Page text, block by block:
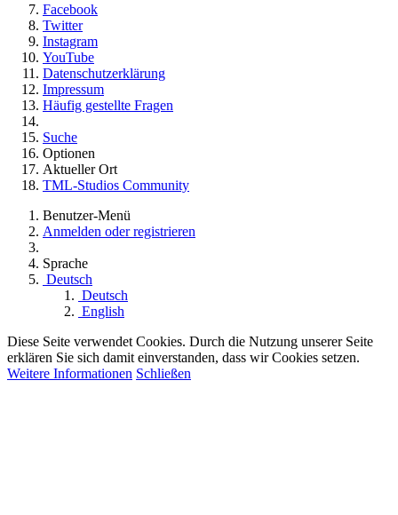
Facebook
Twitter
Instagram
YouTube
Datenschutzerklärung
Impressum
Häufig gestellte Fragen
Suche
Optionen
Aktueller Ort
TML-Studios Community
Benutzer-Menü
Anmelden oder registrieren
Sprache
Deutsch
Deutsch
English
Diese Seite verwendet Cookies. Durch die Nutzung unserer Seite
erklären Sie sich damit einverstanden, dass wir Cookies setzen.
Weitere Informationen Schließen